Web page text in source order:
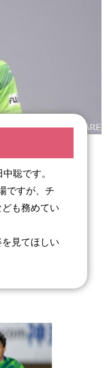
聡です。
ですが、チ
も務めてい
見てほしい